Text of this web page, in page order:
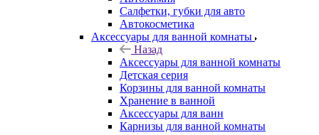
Салфетки, губки для авто
Автокосметика
Аксессуары для ванной комнаты
Назад
Аксессуары для ванной комнаты
Детская серия
Корзины для ванной комнаты
Хранение в ванной
Аксессуары для ванн
Карнизы для ванной комнаты